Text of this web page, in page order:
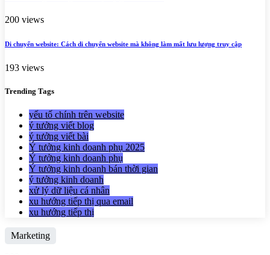
200 views
Di chuyển website: Cách di chuyển website mà không làm mất lưu lượng truy cập
193 views
Trending Tags
yếu tố chính trên website
ý tưởng viết blog
ý tưởng viết bài
Ý tưởng kinh doanh phụ 2025
Ý tưởng kinh doanh phụ
Ý tưởng kinh doanh bán thời gian
ý tưởng kinh doanh
xử lý dữ liệu cá nhân
xu hướng tiếp thị qua email
xu hướng tiếp thị
Marketing